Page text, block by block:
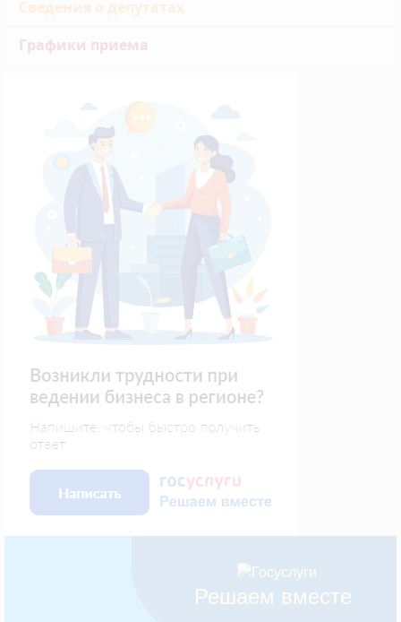
Сведения о депутатах
Графики приема
Решаем вместе